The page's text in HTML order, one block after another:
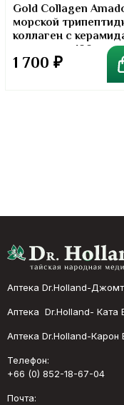
Gold Collagen
морской
коллаген с
в порошке. 100
1 700 ₽
Аптека Dr.Holland-
Аптека Dr.Holland- Ката
Аптека Dr.Holland-Карон
Телефон:
+66 (0) 852-18-67-04
Почта: